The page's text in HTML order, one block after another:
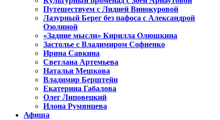
Путешествуем с Лидией Винокуровой
Лазурный Берег без пафоса с Александрой
Озолиной
«Задние мысли» Кирилла Олюшкина
Застолье с Владимиром Софиенко
Ирина Савкина
Светлана Артемьева
Наталья Мешкова
Владимир Берштейн
Екатерина Габалова
Олег Липовецкий
Илона Румянцева
Афиша